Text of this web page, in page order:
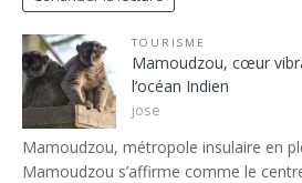
TOURISME
Mamoudzou, cœur
l’océan Indien
jose
Mamoudzou, métropole insulaire en
Mamoudzou s’affirme comme le